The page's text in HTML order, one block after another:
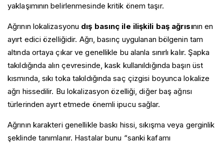
yaklaşımının belirlenmesinde kritik önem taşır.
Ağrının lokalizasyonu dış basınç ile ilişkili baş ağrısının en
ayırt edici özelliğidir. Ağrı, basınç uygulanan bölgenin tam
altında ortaya çıkar ve genellikle bu alanla sınırlı kalır. Şapka
takıldığında alın çevresinde, kask kullanıldığında başın üst
kısmında, sıkı toka takıldığında saç çizgisi boyunca lokalize
ağrı hissedilir. Bu lokalizasyon özelliği, diğer baş ağrısı
türlerinden ayırt etmede önemli ipucu sağlar.
Ağrının karakteri genellikle baskı hissi, sıkışma veya gerginlik
şeklinde tanımlanır. Hastalar bunu “sanki kafamı